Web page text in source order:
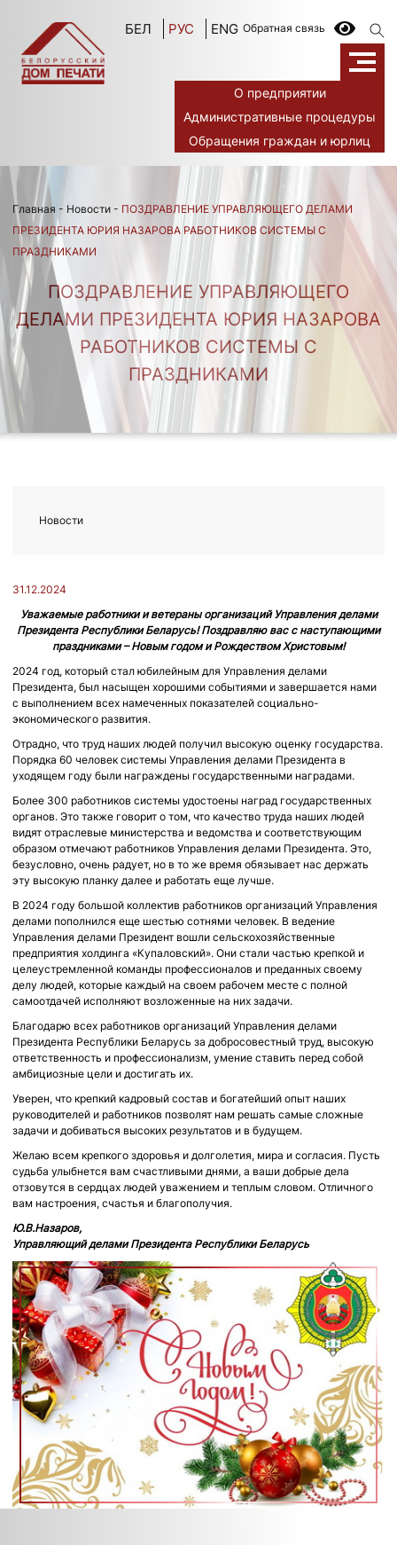
БЕЛ РУС ENG Обратная связь
О предприятии
Административные процедуры
Обращения граждан и юрлиц
Главная - Новости - ПОЗДРАВЛЕНИЕ УПРАВЛЯЮЩЕГО ДЕЛАМИ
ПРЕЗИДЕНТА ЮРИЯ НАЗАРОВА РАБОТНИКОВ СИСТЕМЫ С
ПРАЗДНИКАМИ
ПОЗДРАВЛЕНИЕ УПРАВЛЯЮЩЕГО
ДЕЛАМИ ПРЕЗИДЕНТА ЮРИЯ НАЗАРОВА
РАБОТНИКОВ СИСТЕМЫ С
ПРАЗДНИКАМИ
31.12.2024
Уважаемые работники и ветераны организаций Управления делами
Президента Республики Беларусь! Поздравляю вас с наступающими
праздниками – Новым годом и Рождеством Христовым!
2024 год, который стал юбилейным для Управления делами
Президента, был насыщен хорошими событиями и завершается нами
с выполнением всех намеченных показателей социально-
экономического развития.
Отрадно, что труд наших людей получил высокую оценку государства.
Порядка 60 человек системы Управления делами Президента в
уходящем году были награждены государственными наградами.
Более 300 работников системы удостоены наград государственных
органов. Это также говорит о том, что качество труда наших людей
видят отраслевые министерства и ведомства и соответствующим
образом отмечают работников Управления делами Президента. Это,
безусловно, очень радует, но в то же время обязывает нас держать
эту высокую планку далее и работать еще лучше.
В 2024 году большой коллектив работников организаций Управления
делами пополнился еще шестью сотнями человек. В ведение
Управления делами Президент вошли сельскохозяйственные
предприятия холдинга «Купаловский». Они стали частью крепкой и
целеустремленной команды профессионалов и преданных своему
делу людей, которые каждый на своем рабочем месте с полной
самоотдачей исполняют возложенные на них задачи.
Благодарю всех работников организаций Управления делами
Президента Республики Беларусь за добросовестный труд, высокую
ответственность и профессионализм, умение ставить перед собой
амбициозные цели и достигать их.
Уверен, что крепкий кадровый состав и богатейший опыт наших
руководителей и работников позволят нам решать самые сложные
задачи и добиваться высоких результатов и в будущем.
Желаю всем крепкого здоровья и долголетия, мира и согласия. Пусть
судьба улыбнется вам счастливыми днями, а ваши добрые дела
отзовутся в сердцах людей уважением и теплым словом. Отличного
вам настроения, счастья и благополучия.
Ю.В.Назаров,
Управляющий делами Президента Республики Беларусь
Новости